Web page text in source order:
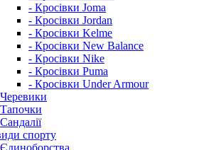
- Кросівки Joma
- Кросівки Jordan
- Кросівки Kelme
- Кросівки New Balance
- Кросівки Nike
- Кросівки Puma
- Кросівки Under Armour
Черевики
Тапочки
Сандалії
спорту
Єдиноборства